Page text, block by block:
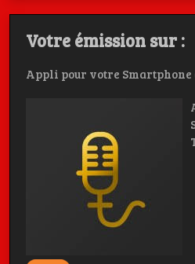
Votre émission sur :
Appli pour votre Smartphone